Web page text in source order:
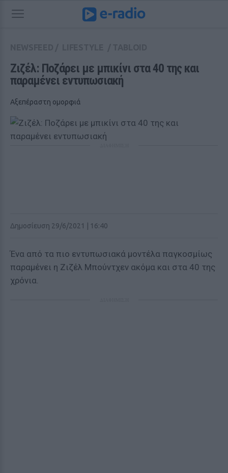
Ζιζέλ: Ποζάρει με μπικίνι στα 40 της και
παραμένει εντυπωσιακή
Αξεπέραστη ομορφιά
Δημοσίευση 29/6/2021 | 16:40
Ένα από τα πιο εντυπωσιακά μοντέλα παγκοσμίως
παραμένει η Ζιζέλ Μπούντχεν ακόμα και στα 40 της
χρόνια.